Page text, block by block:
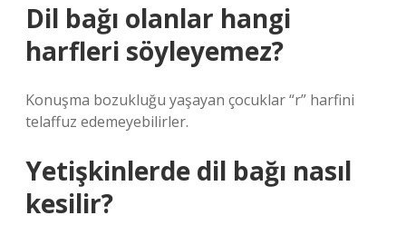
Dil bağı olanlar hangi
harfleri söyleyemez?
Konuşma bozukluğu yaşayan çocuklar “r” harfini
telaffuz edemeyebilirler.
Yetişkinlerde dil bağı nasıl
kesilir?